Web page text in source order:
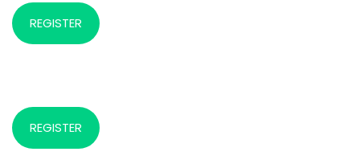
REGISTER
REGISTER